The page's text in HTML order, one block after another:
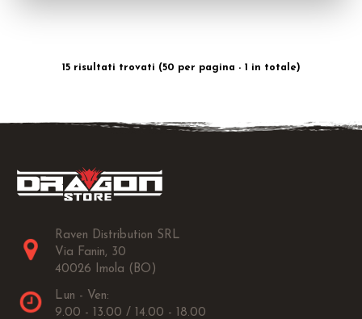
15 risultati trovati (50 per pagina - 1 in totale)
Raven Distribution SRL
Via Fanin, 30
40026 Imola (BO)
Lun - Ven:
9.00 - 13.00 / 14.00 - 18.00